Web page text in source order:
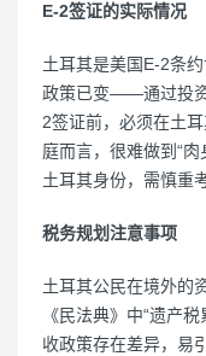
E-2签证的实际情况
土耳其是美国E-2条
政策已变——通过投
2签证前，必须在土
庭而言，很难做到“
土耳其身份，需慎重
税务规划注意事项
土耳其公民在境外的
《民法典》中“遗产
收政策存在差异，易